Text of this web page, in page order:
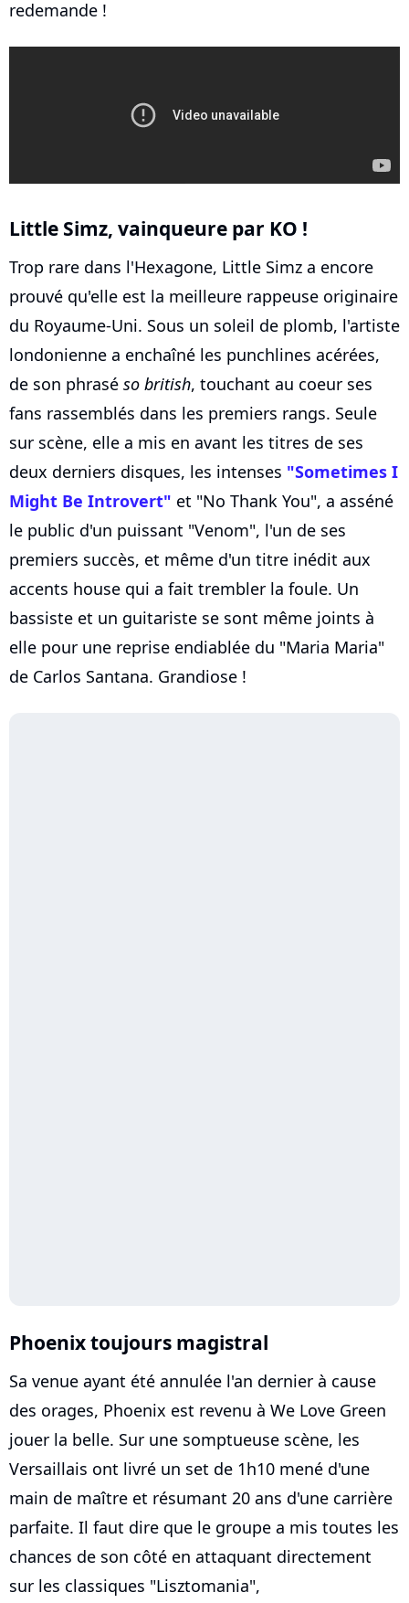
redemande !
Little Simz, vainqueure par KO !
Trop rare dans l'Hexagone, Little Simz a encore
prouvé qu'elle est la meilleure rappeuse originaire
du Royaume-Uni. Sous un soleil de plomb, l'artiste
londonienne a enchaîné les punchlines acérées,
de son phrasé so british, touchant au coeur ses
fans rassemblés dans les premiers rangs. Seule
sur scène, elle a mis en avant les titres de ses
deux derniers disques, les intenses "Sometimes I
Might Be Introvert" et "No Thank You", a asséné
le public d'un puissant "Venom", l'un de ses
premiers succès, et même d'un titre inédit aux
accents house qui a fait trembler la foule. Un
bassiste et un guitariste se sont même joints à
elle pour une reprise endiablée du "Maria Maria"
de Carlos Santana. Grandiose !
Phoenix toujours magistral
Sa venue ayant été annulée l'an dernier à cause
des orages, Phoenix est revenu à We Love Green
jouer la belle. Sur une somptueuse scène, les
Versaillais ont livré un set de 1h10 mené d'une
main de maître et résumant 20 ans d'une carrière
parfaite. Il faut dire que le groupe a mis toutes les
chances de son côté en attaquant directement
sur les classiques "Lisztomania",